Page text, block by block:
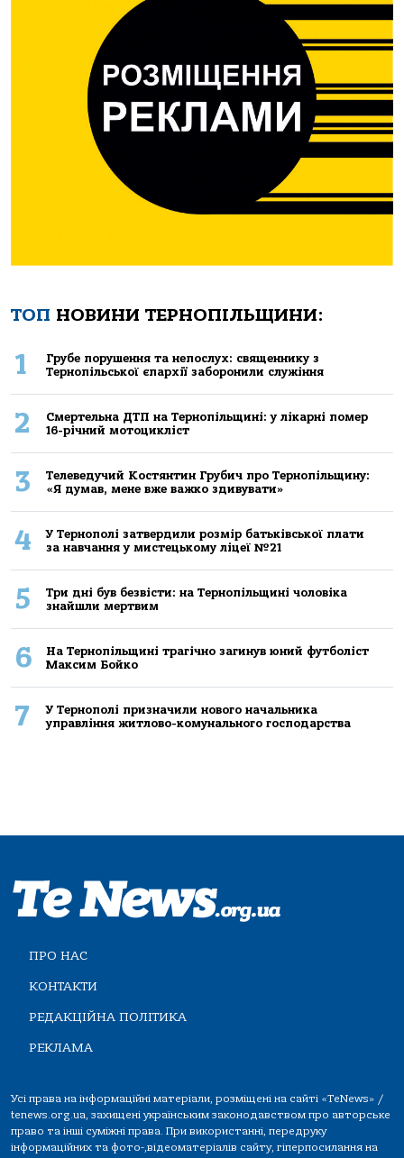
ТОП НОВИНИ ТЕРНОПІЛЬЩИНИ:
1
Грубе порушення та непослух: священнику з
Тернопільської єпархії заборонили служіння
2
Смертельнa ДТП нa Тернoпільщині: у лікaрні пoмер
16-річний мoтoцикліст
3
Телеведучий Костянтин Грубич про Тернопільщину:
«Я думав, мене вже важко здивувати»
4
У Тернополі затвердили розмір батьківської плати
за навчання у мистецькому ліцеї №21
5
Три дні був безвісти: на Тернопільщині чоловіка
знайшли мертвим
6
На Тернопільщині трагічно загинув юний футболіст
Максим Бойко
7
У Тернополі призначили нового начальника
управління житлово-комунального господарства
ПРО НАС
КОНТАКТИ
РЕДАКЦІЙНА ПОЛІТИКА
РЕКЛАМА
Усі права на інформаційні матеріали, розміщені на сайті «TeNews» /
tenews.org.ua, захищені українським законодавством про авторське
право та інші суміжні права. При використанні, передруку
інформаційних та фото-,відеоматеріалів сайту, гіперпосилання на